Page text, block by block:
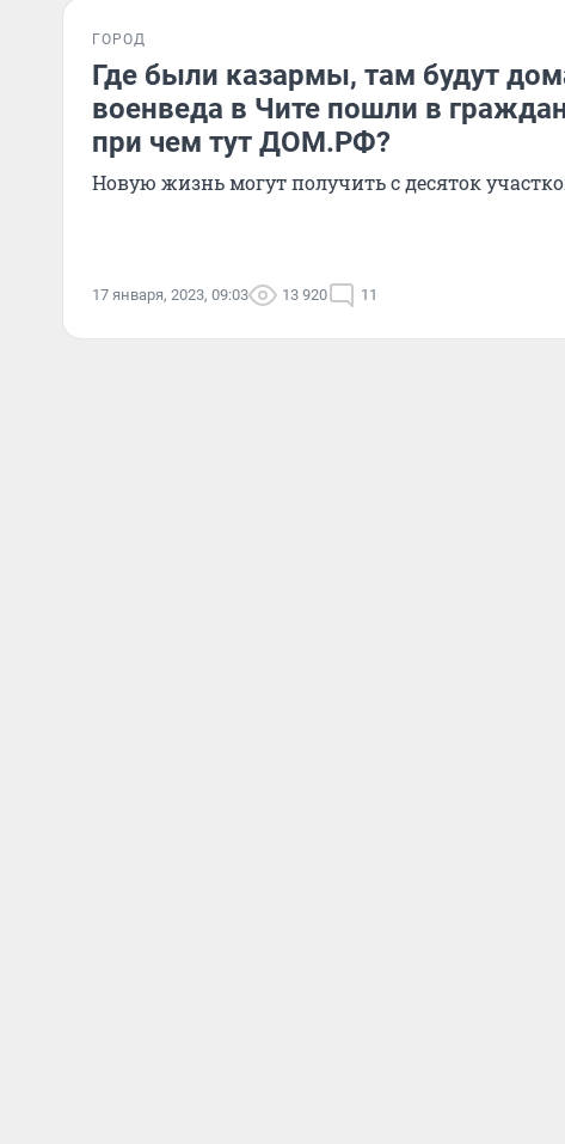
ГОРОД
Где были казармы, там будут
военведа в Чите пошли в
при чем тут ДОМ.РФ?
Новую жизнь могут получить с десяток
17 января, 2023, 09:03 13 920 11